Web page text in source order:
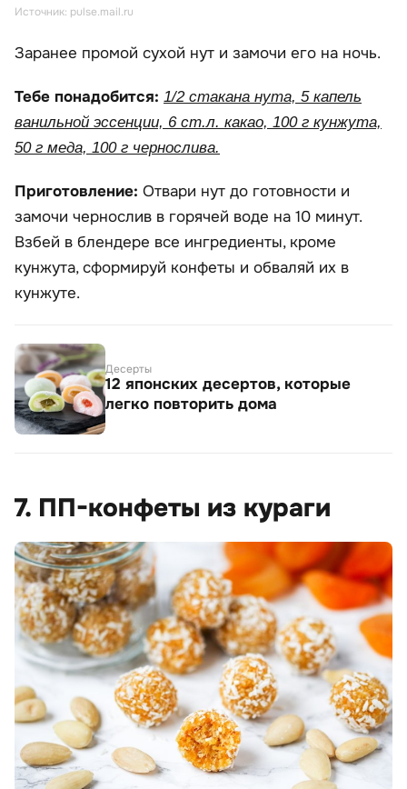
Источник: pulse.mail.ru
Заранее промой сухой нут и замочи его на ночь.
Тебе понадобится: 1/2 стакана нута, 5 капель
ванильной эссенции, 6 ст.л. какао, 100 г кунжута,
50 г меда, 100 г чернослива.
Приготовление: Отвари нут до готовности и
замочи чернослив в горячей воде на 10 минут.
Взбей в блендере все ингредиенты, кроме
кунжута, сформируй конфеты и обваляй их в
кунжуте.
Десерты
12 японских десертов, которые
легко повторить дома
7. ПП-конфеты из кураги